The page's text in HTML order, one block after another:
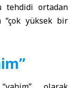
tehdidi ortadan
“çok yüksek bir